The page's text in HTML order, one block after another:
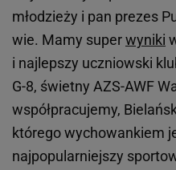
młodzieży i pan prezes
wie. Mamy superwyniki
i najlepszy uczniowski
G-8, świetny AZS-AWF
współpracujemy,
którego wychowankiem
najpopularniejszy